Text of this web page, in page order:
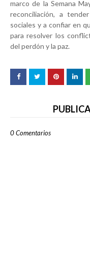
marco de la Semana
reconciliación, a
sociales y a confiar en
para resolver los
del perdón y la paz.
0 Comentarios